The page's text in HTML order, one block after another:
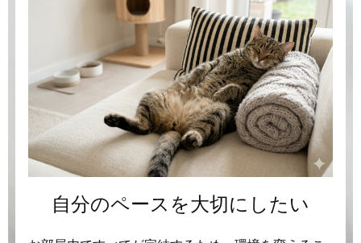
自分のペースを大切にしたい